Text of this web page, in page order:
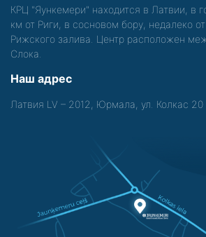
КРЦ "Яункемери" находится в Латвии, в
км от Риги, в сосновом бору, недалеко
Рижского залива. Центр расположен
Слока.
Наш адрес
Латвия LV – 2012, Юрмала, ул. Колкас 20